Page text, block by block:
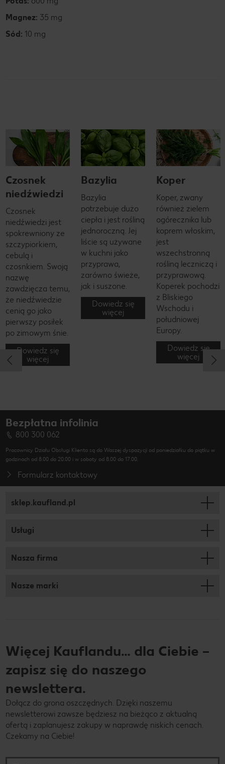
Magnez: 35 mg
Sód: 10 mg
Czosnek
niedźwiedzi
Czosnek
niedźwiedzi jest
spokrewniony ze
szczypiorkiem,
cebulą i
czosnkiem. Swoją
nazwę
zawdzięcza temu,
że niedźwiedzie
cenią go jako
pierwszy posiłek
po zimowym śnie.
Dowiedz się
więcej
Bazylia
Bazylia
potrzebuje dużo
ciepła i jest rośliną
jednoroczną. Jej
liście są używane
w kuchni jako
przyprawa,
zarówno świeże,
jak i suszone.
Dowiedz się
więcej
Koper
Koper, zwany
również zielem
ogórecznika lub
koprem włoskim,
jest
wszechstronną
rośliną leczniczą i
przyprawową.
Koperek pochodzi
z Bliskiego
Wschodu i
południowej
Europy.
Dowiedz się
więcej
Bezpłatna infolinia
800 300 062
Pracownicy Działu Obsługi Klienta są do Waszej dyspozycji od poniedziałku do piątku w
godzinach od 8.00 do 20.00 i w soboty od 8.00 do 17.00.
Formularz kontaktowy
sklep.kaufland.pl
Usługi
Nasza firma
Nasze marki
Więcej Kauflandu… dla Ciebie –
zapisz się do naszego
newslettera.
Dołącz do grona oszczędnych. Dzięki naszemu
newsletterowi zawsze będziesz na bieżąco z aktualną
ofertą i zaplanujesz zakupy w naprawdę niskich cenach.
Czekamy na Ciebie!